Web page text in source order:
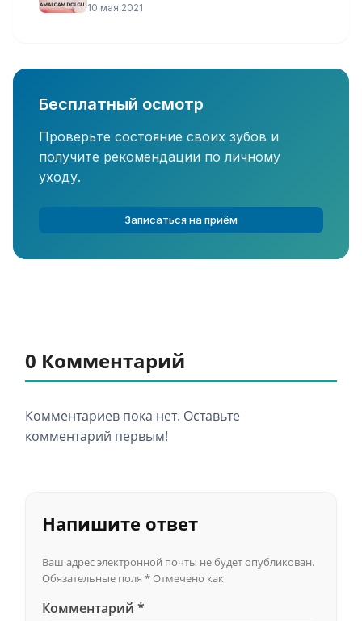
10 мая 2021
Бесплатный осмотр
Проверьте состояние своих зубов и
получите рекомендации по личному
уходу.
Записаться на приём
0 Комментарий
Комментариев пока нет. Оставьте
комментарий первым!
Напишите ответ
Ваш адрес электронной почты не будет опубликован.
Обязательные поля *Отмечено как
Комментарий *